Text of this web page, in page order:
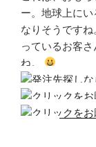
ー。地球上に
なりそうです
っているお客
ね。